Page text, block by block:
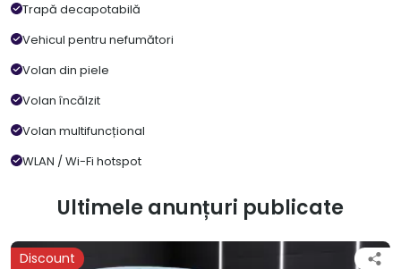
Trapă decapotabilă
Vehicul pentru nefumători
Volan din piele
Volan încălzit
Volan multifuncțional
WLAN / Wi-Fi hotspot
Ultimele anunțuri publicate
Discount